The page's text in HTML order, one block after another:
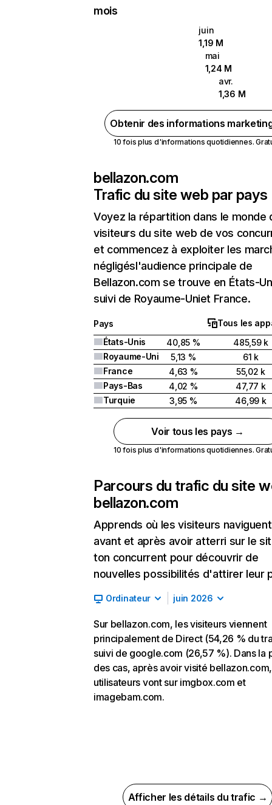
mois
juin
1,19 M
mai
1,24 M
avr.
1,36 M
Obtenir des informations
10 fois plus d'informations quotidiennes.
bellazon.com
Trafic du site web par pays
Voyez la répartition dans le monde
visiteurs du site web de vos
et commencez à exploiter les
négligésl'audience principale de
Bellazon.com se trouve en États-
suivi de Royaume-Uniet France.
Pays
Tous les
États-Unis
40,85 %
485,59 k
Royaume-Uni
5,13 %
61 k
France
4,63 %
55,02 k
Pays-Bas
4,02 %
47,77 k
Turquie
3,95 % 46,99 k
Voir tous les pays →
10 fois plus d'informations quotidiennes.
Parcours du trafic du site
bellazon.com
Apprends où les visiteurs naviguent
avant et après avoir atterri sur le
ton concurrent pour découvrir de
nouvelles possibilités d'attirer leur
Ordinateur juin 2026
Sur bellazon.com, les visiteurs viennent
principalement de Direct (54,26 % du
suivi de google.com (26,57 %). Dans la
des cas, après avoir visité
utilisateurs vont sur imgbox.com et
imagebam.com.
Afficher les détails du trafic →